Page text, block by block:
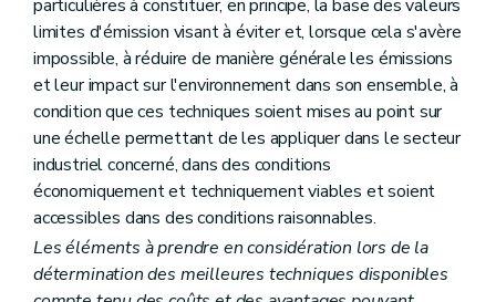
Art. 112
Art. 113
Art. 114
Art. 115
Art. 116
Art. 117
Art. 118
Art. 119
Art. 120
Art. 121
Art. 122
Art. 123
Art. 124
Art. 125
particulières à constituer, en principe, la base des valeurs
limites d'émission visant à éviter et, lorsque cela s'avère
impossible, à réduire de manière générale les émissions
et leur impact sur l'environnement dans son ensemble, à
condition que ces techniques soient mises au point sur
une échelle permettant de les appliquer dans le secteur
industriel concerné, dans des conditions
économiquement et techniquement viables et soient
accessibles dans des conditions raisonnables.
Les éléments à prendre en considération lors de la
détermination des meilleures techniques disponibles